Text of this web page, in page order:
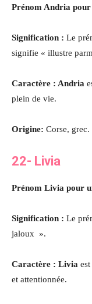
Prénom Andria
Signification : Le
signifie « illustre
Caractère : Andria
plein de vie.
Origine: Corse, grec.
22- Livia
Prénom Livia pour
Signification : Le
jaloux ».
Caractère : Livia
et attentionnée.